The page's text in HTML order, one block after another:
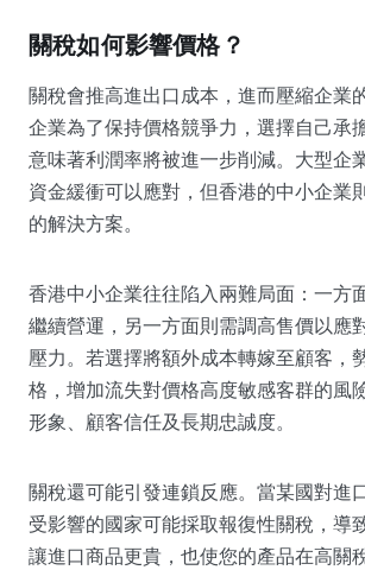
關稅如何影響價格？
關稅會推高進出口成本，進而壓縮企業
企業為了保持價格競爭力，選擇自己承
意味著利潤率將被進一步削減。大型企
資金緩衝可以應對，但香港的中小企業
的解決方案。
香港中小企業往往陷入兩難局面：一方
繼續營運，另一方面則需調高售價以應
壓力。若選擇將額外成本轉嫁至顧客，
格，增加流失對價格高度敏感客群的風
形象、顧客信任及長期忠誠度。
關稅還可能引發連鎖反應。當某國對進
受影響的國家可能採取報復性關稅，導
讓進口商品更貴，也使您的產品在高關